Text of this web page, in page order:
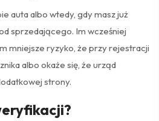
auta albo wtedy, gdy masz już
sprzedającego. Im wcześniej
mniejsze ryzyko, że przy rejestracji
albo okaże się, że urząd
strony.